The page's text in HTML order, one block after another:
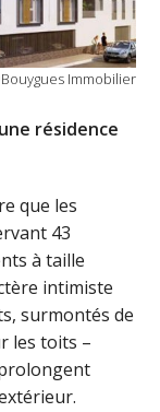
Immobilier
résidence
que les
43
à taille
intimiste
surmontés de
les toits –